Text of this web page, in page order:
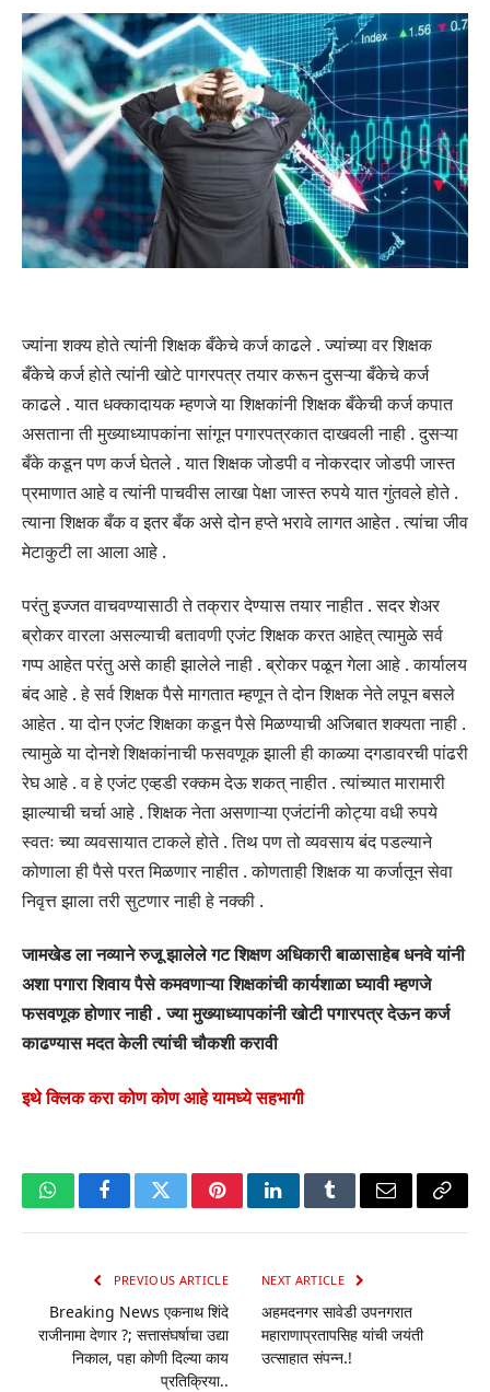
ज्यांना शक्य होते त्यांनी शिक्षक बँकेचे कर्ज काढले . ज्यांच्या वर शिक्षक
बँकेचे कर्ज होते त्यांनी खोटे पागरपत्र तयार करून दुसऱ्या बँकेचे कर्ज
काढले . यात धक्कादायक म्हणजे या शिक्षकांनी शिक्षक बँकेची कर्ज कपात
असताना ती मुख्याध्यापकांना सांगून पगारपत्रकात दाखवली नाही . दुसऱ्या
बँके कडून पण कर्ज घेतले . यात शिक्षक जोडपी व नोकरदार जोडपी जास्त
प्रमाणात आहे व त्यांनी पाचवीस लाखा पेक्षा जास्त रुपये यात गुंतवले होते .
त्याना शिक्षक बँक व इतर बँक असे दोन हप्ते भरावे लागत आहेत . त्यांचा जीव
मेटाकुटी ला आला आहे .
परंतु इज्जत वाचवण्यासाठी ते तक्रार देण्यास तयार नाहीत . सदर शेअर
ब्रोकर वारला असल्याची बतावणी एजंट शिक्षक करत आहेत् त्यामुळे सर्व
गप्प आहेत परंतु असे काही झालेले नाही . ब्रोकर पळून गेला आहे . कार्यालय
बंद आहे . हे सर्व शिक्षक पैसे मागतात म्हणून ते दोन शिक्षक नेते लपून बसले
आहेत . या दोन एजंट शिक्षका कडून पैसे मिळण्याची अजिबात शक्यता नाही .
त्यामुळे या दोनशे शिक्षकांनाची फसवणूक झाली ही काळ्या दगडावरची पांढरी
रेघ आहे . व हे एजंट एव्हडी रक्कम देऊ शकत् नाहीत . त्यांच्यात मारामारी
झाल्याची चर्चा आहे . शिक्षक नेता असणाऱ्या एजंटांनी कोट्या वधी रुपये
स्वतः च्या व्यवसायात टाकले होते . तिथ पण तो व्यवसाय बंद पडल्याने
कोणाला ही पैसे परत मिळणार नाहीत . कोणताही शिक्षक या कर्जातून सेवा
निवृत्त झाला तरी सुटणार नाही हे नक्की .
जामखेड ला नव्याने रुजू झालेले गट शिक्षण अधिकारी बाळासाहेब धनवे यांनी
अशा पगारा शिवाय पैसे कमवणाऱ्या शिक्षकांची कार्यशाळा घ्यावी म्हणजे
फसवणूक होणार नाही . ज्या मुख्याध्यापकांनी खोटी पगारपत्र देऊन कर्ज
काढण्यास मदत केली त्यांची चौकशी करावी
इथे क्लिक करा कोण कोण आहे यामध्ये सहभागी
WhatsAppFacebookTwitterPinterestLinkedInTumblrEmail Copy
PREVIOUS ARTICLE
Breaking News एकनाथ शिंदे
राजीनामा देणार ?; सत्तासंघर्षाचा उद्या
निकाल, पहा कोणी दिल्या काय
प्रतिक्रिया..
NEXT ARTICLE
अहमदनगर सावेडी उपनगरात
महाराणाप्रतापसिह यांची जयंती
उत्साहात संपन्न.!